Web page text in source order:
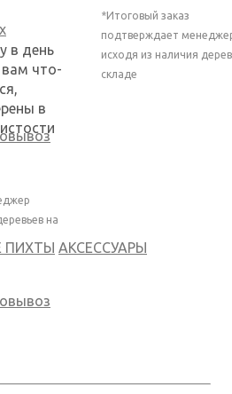
в день
вам что-
в
на
*Итоговый заказ
подтверждает
исходя из наличия
складе
ПИХТЫ АКСЕССУАРЫ